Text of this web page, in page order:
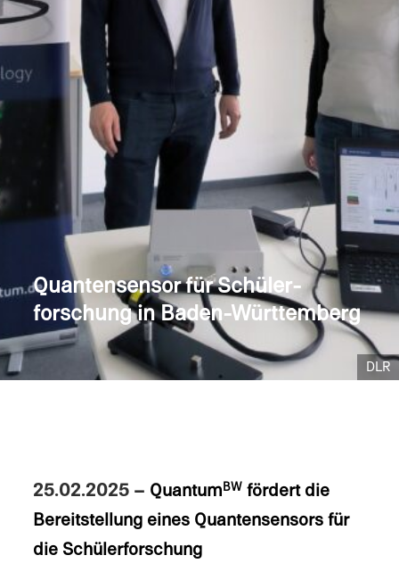
DLR
Quantensen­sor für Schüler­
forschung in Baden-Württemberg
25.02.2025 – QuantumBW fördert die
Bereit­stel­lung eines Quantensen­sors für
die Schülerforschung